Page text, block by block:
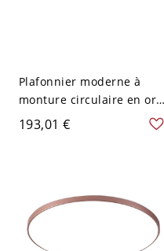
Plafonnier moderne à
monture circulaire en or
avec abat-jour en cristal -
110 V-120 V 45,72 cm
193,01 €